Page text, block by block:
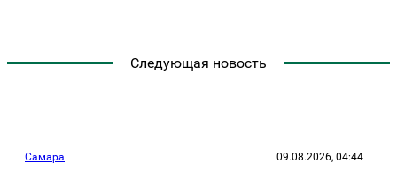
Следующая новость
Самара 09.08.2026, 04:44